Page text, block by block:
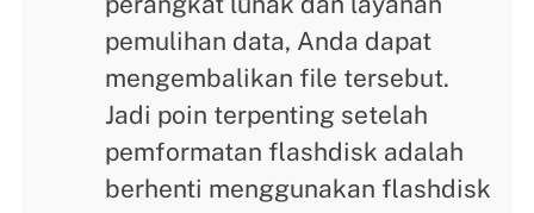
pemulihan data, Anda dapat
mengembalikan file tersebut.
Jadi poin terpenting setelah
pemformatan flashdisk adalah
berhenti menggunakan flashdisk